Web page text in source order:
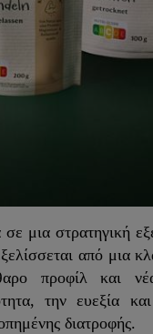
στρατηγική
από μια
προφίλ και
την ευεξία
διατροφής.